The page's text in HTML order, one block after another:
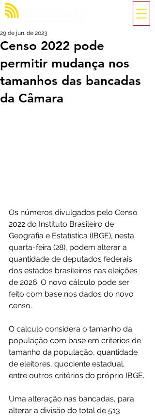
Censo 2022 pode
permitir mudança nos
tamanhos das bancadas
da Câmara
29 de jun. de 2023
Os números divulgados pelo Censo
2022 do Instituto Brasileiro de
Geografia e Estatística (IBGE), nesta
quarta-feira (28), podem alterar a
quantidade de deputados federais
dos estados brasileiros nas eleições
de 2026. O novo cálculo pode ser
feito com base nos dados do novo
censo.
O cálculo considera o tamanho da
população com base em critérios de
tamanho da população, quantidade
de eleitores, quociente estadual,
entre outros critérios do próprio IBGE.
Uma alteração nas bancadas, para
alterar a divisão do total de 513